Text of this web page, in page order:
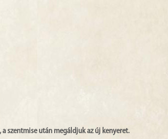
, a szentmise után megáldjuk az új kenyeret.